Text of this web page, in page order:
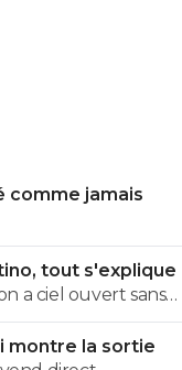
comme jamais
tout s'explique
a ciel ouvert sans
montre la sortie